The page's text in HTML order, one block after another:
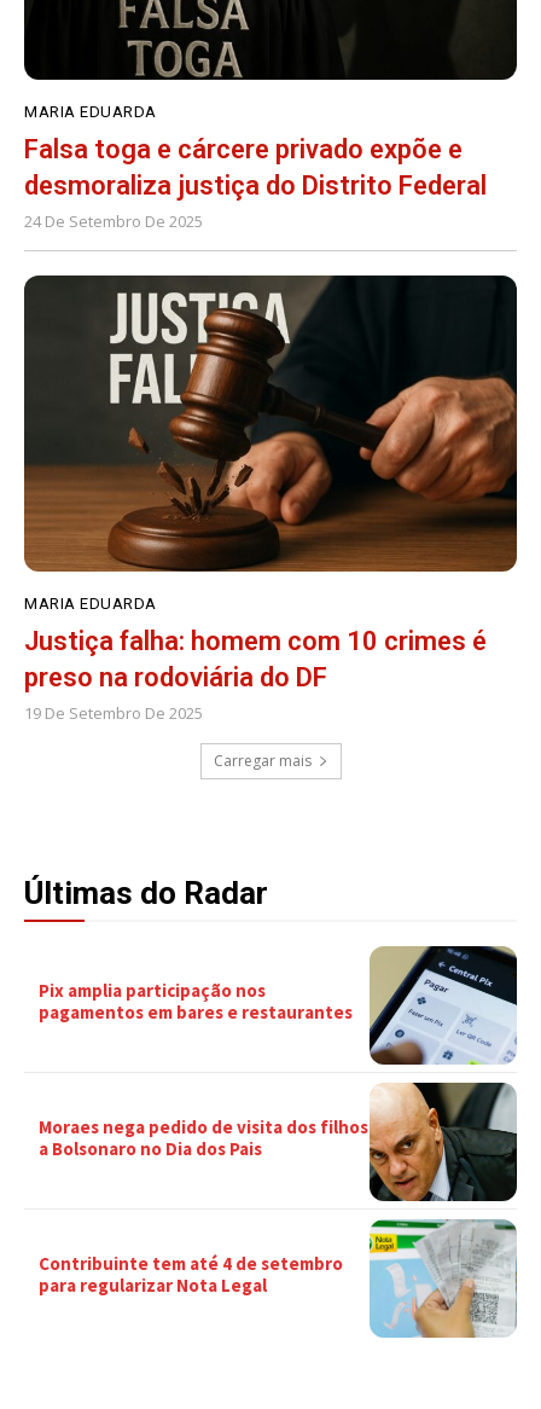
MARIA EDUARDA
Falsa toga e cárcere privado expõe e
desmoraliza justiça do Distrito Federal
24 De Setembro De 2025
MARIA EDUARDA
Justiça falha: homem com 10 crimes é
preso na rodoviária do DF
19 De Setembro De 2025
Carregar mais
Últimas do Radar
Pix amplia participação nos
pagamentos em bares e restaurantes
Moraes nega pedido de visita dos filhos
a Bolsonaro no Dia dos Pais
Contribuinte tem até 4 de setembro
para regularizar Nota Legal